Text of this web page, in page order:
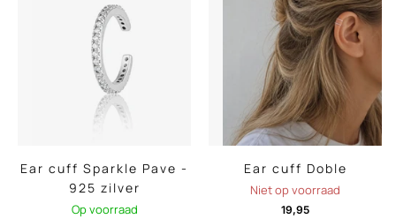
Ear cuff Sparkle Pave -
925 zilver
Op voorraad
Ear cuff Doble
Niet op voorraad
19,95